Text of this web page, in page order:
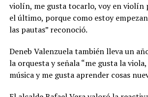
violín, me gusta tocarlo, voy en violín
el último, porque como estoy
las pautas” reconoció.
Deneb Valenzuela también lleva un
la orquesta y señala “me gusta la
música y me gusta aprender cosas